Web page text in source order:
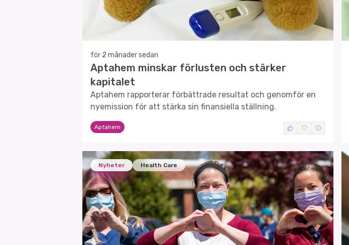
för 2 månader sedan
Aptahem minskar förlusten och stärker
kapitalet
Aptahem rapporterar förbättrade resultat och genomför en
nyemission för att stärka sin finansiella ställning.
Aptahem
Nyheter Health Care